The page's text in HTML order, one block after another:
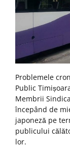
Problemele
Public
Membrii
începând de
japoneză pe
publicului
lor.